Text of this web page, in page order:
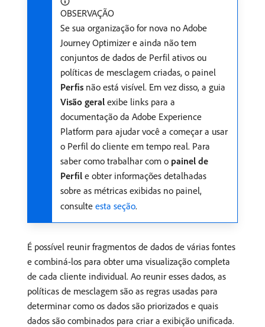
OBSERVAÇÃO
Se sua organização for nova no Adobe
Journey Optimizer e ainda não tem
conjuntos de dados de Perfil ativos ou
políticas de mesclagem criadas, o painel
Perfis não está visível. Em vez disso, a guia
Visão geral exibe links para a
documentação da Adobe Experience
Platform para ajudar você a começar a usar
o Perfil do cliente em tempo real. Para
saber como trabalhar com o painel de
Perfil e obter informações detalhadas
sobre as métricas exibidas no painel,
consulte esta seção.
É possível reunir fragmentos de dados de várias fontes
e combiná-los para obter uma visualização completa
de cada cliente individual. Ao reunir esses dados, as
políticas de mesclagem são as regras usadas para
determinar como os dados são priorizados e quais
dados são combinados para criar a exibição unificada.